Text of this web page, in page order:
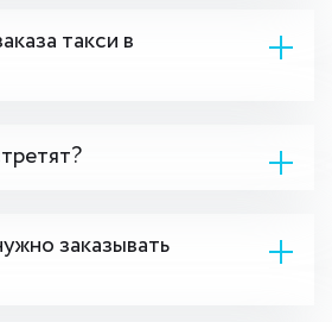
такси в
заказывать